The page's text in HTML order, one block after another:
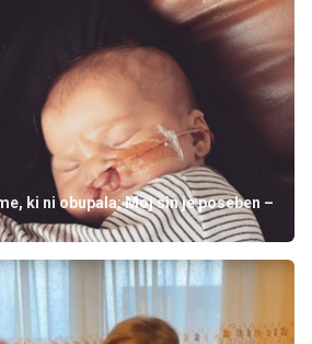
ki ni obupala: Moj sin je poseben –